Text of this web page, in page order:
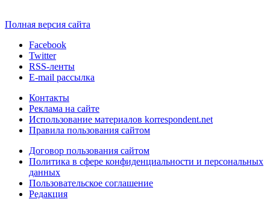
Полная версия сайта
Facebook
Twitter
RSS-ленты
E-mail рассылка
Контакты
Реклама на сайте
Использование материалов korrespondent.net
Правила пользования сайтом
Договор пользования сайтом
Политика в сфере конфиденциальности и персональных
данных
Пользовательское соглашение
Редакция